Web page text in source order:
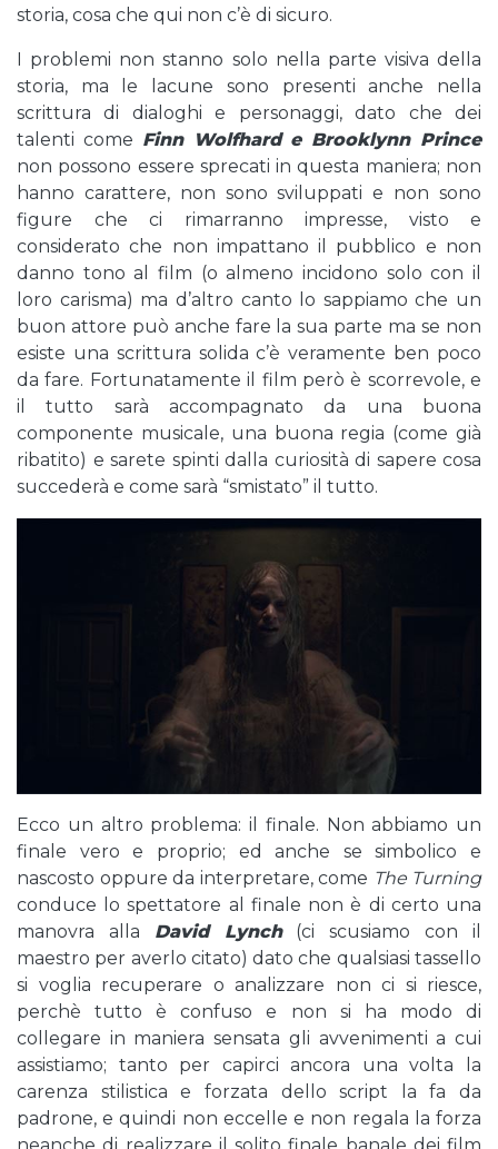
storia, cosa che qui non c’è di sicuro.
I problemi non stanno solo nella parte visiva della
storia, ma le lacune sono presenti anche nella
scrittura di dialoghi e personaggi, dato che dei
talenti come Finn Wolfhard e Brooklynn Prince
non possono essere sprecati in questa maniera; non
hanno carattere, non sono sviluppati e non sono
figure che ci rimarranno impresse, visto e
considerato che non impattano il pubblico e non
danno tono al film (o almeno incidono solo con il
loro carisma) ma d’altro canto lo sappiamo che un
buon attore può anche fare la sua parte ma se non
esiste una scrittura solida c’è veramente ben poco
da fare. Fortunatamente il film però è scorrevole, e
il tutto sarà accompagnato da una buona
componente musicale, una buona regia (come già
ribatito) e sarete spinti dalla curiosità di sapere cosa
succederà e come sarà “smistato” il tutto.
Ecco un altro problema: il finale. Non abbiamo un
finale vero e proprio; ed anche se simbolico e
nascosto oppure da interpretare, come The Turning
conduce lo spettatore al finale non è di certo una
manovra alla David Lynch(ci scusiamo con il
maestro per averlo citato) dato che qualsiasi tassello
si voglia recuperare o analizzare non ci si riesce,
perchè tutto è confuso e non si ha modo di
collegare in maniera sensata gli avvenimenti a cui
assistiamo; tanto per capirci ancora una volta la
carenza stilistica e forzata dello script la fa da
padrone, e quindi non eccelle e non regala la forza